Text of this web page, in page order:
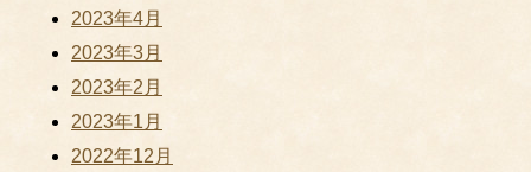
2023年4月
2023年3月
2023年2月
2023年1月
2022年12月